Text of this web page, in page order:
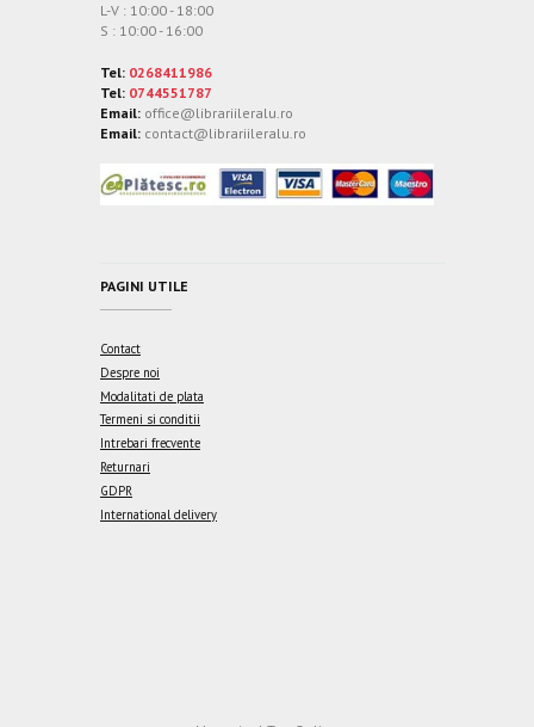
L-V : 10:00 - 18:00
S : 10:00 - 16:00
Tel: 0268411986
Tel: 0744551787
Email: office@librariileralu.ro
Email: contact@librariileralu.ro
PAGINI UTILE
Contact
Despre noi
Modalitati de plata
Termeni si conditii
Intrebari frecvente
Returnari
GDPR
International delivery